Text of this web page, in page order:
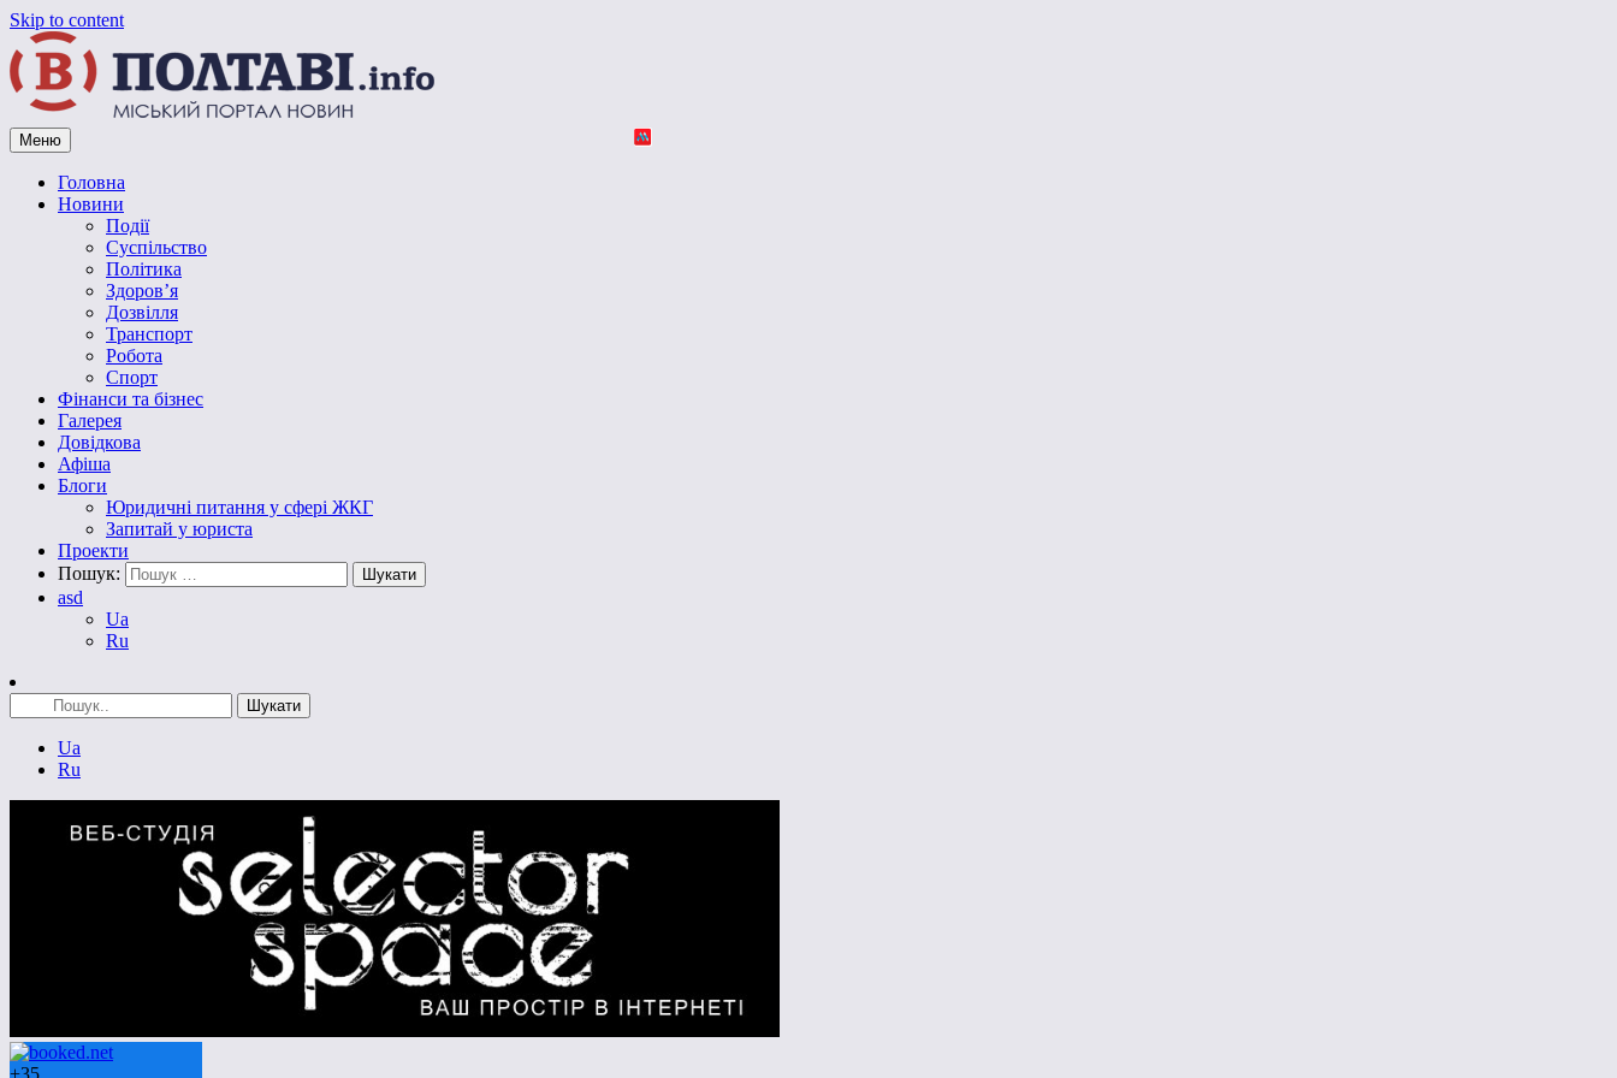
Skip to content
Vpoltave.info
Полтавський портал новин
Меню
Головна
Новини
Події
Суспільство
Політика
Здоров’я
Дозвілля
Транспорт
Робота
Спорт
Фінанси та бізнес
Галерея
Довідкова
Афіша
Блоги
Юридичні питання у сфері ЖКГ
Запитай у юриста
Проекти
Пошук:
asd
Ua
Ru
Ua
Ru
+35